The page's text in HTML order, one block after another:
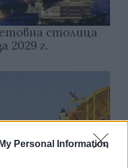
Personal Information
столица
2029 г.